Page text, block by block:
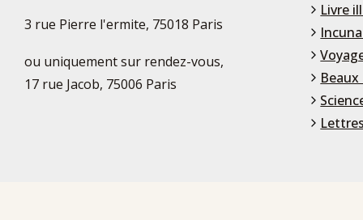
3 rue Pierre l'ermite, 75018 Paris
ou uniquement sur rendez-vous,
17 rue Jacob, 75006 Paris
Livre